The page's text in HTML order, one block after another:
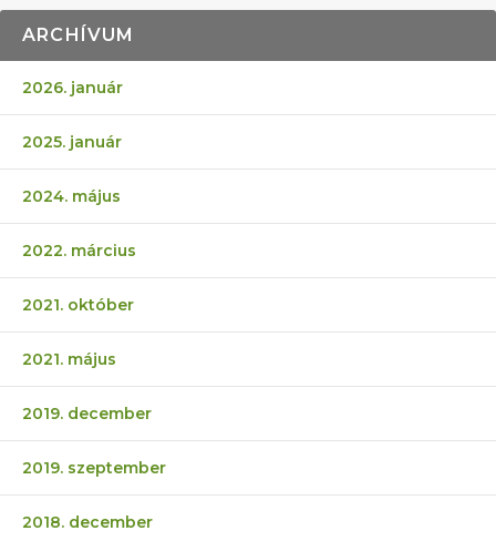
ARCHÍVUM
2026. január
2025. január
2024. május
2022. március
2021. október
2021. május
2019. december
2019. szeptember
2018. december